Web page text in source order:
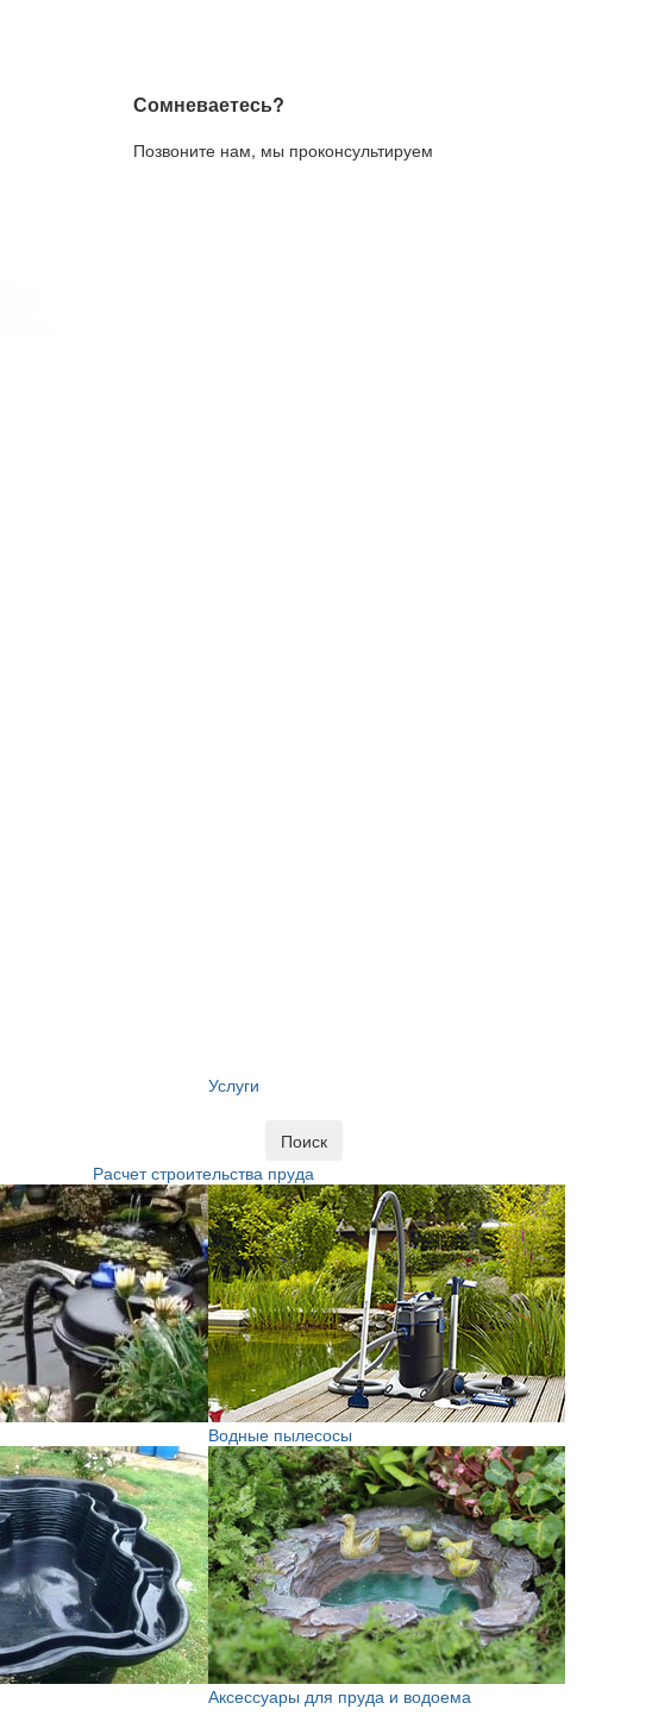
Сомневаетесь?
Позвоните нам, мы проконсультируем
Услуги
Поиск
Расчет строительства пруда
Водные пылесосы
Аксессуары для пруда и водоема